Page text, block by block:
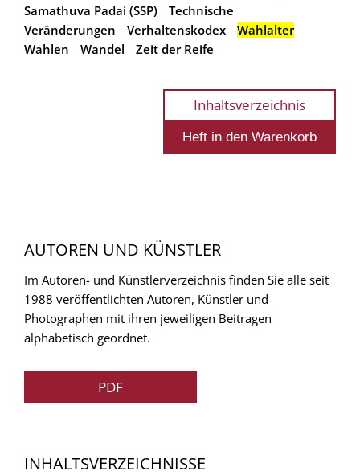
Samathuva Padai (SSP)
Technische
Veränderungen
Verhaltenskodex
Wahlalter
Wahlen
Wandel Zeit der Reife
Inhaltsverzeichnis
AUTOREN UND KÜNSTLER
Im Autoren- und Künstlerverzeichnis finden Sie alle seit
1988 veröffentlichten Autoren, Künstler und
Photographen mit ihren jeweiligen Beitragen
alphabetisch geordnet.
PDF
INHALTSVERZEICHNISSE